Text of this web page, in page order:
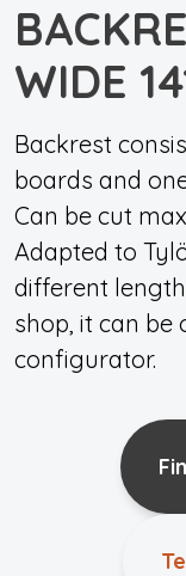
WIDE
Backrest
boards and
Can be cut
Adapted to
different
shop, it can be
configurator.